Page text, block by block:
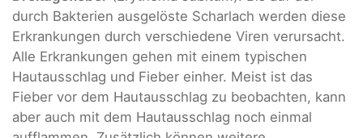
durch Bakterien ausgelöste Scharlach werden diese
Erkrankungen durch verschiedene Viren verursacht.
Alle Erkrankungen gehen mit einem typischen
Hautausschlag und Fieber einher. Meist ist das
Fieber vor dem Hautausschlag zu beobachten, kann
aber auch mit dem Hautausschlag noch einmal